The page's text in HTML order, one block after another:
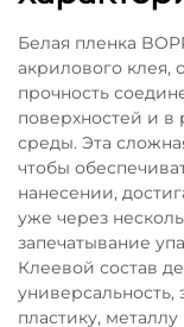
Белая пленка
акрилового
прочность
поверхностей и
среды. Эта
чтобы
нанесении,
уже через
запечатывание
Клеевой состав
пластику,